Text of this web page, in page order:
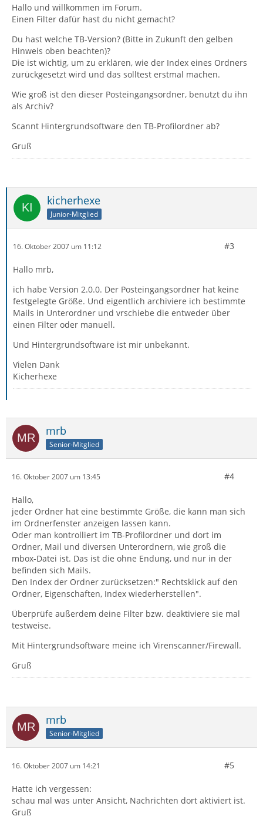
Hallo und willkommen im Forum.
Einen Filter dafür hast du nicht gemacht?
Du hast welche TB-Version? (Bitte in Zukunft den gelben
Hinweis oben beachten)?
Die ist wichtig, um zu erklären, wie der Index eines Ordners
zurückgesetzt wird und das solltest erstmal machen.
Wie groß ist den dieser Posteingangsordner, benutzt du ihn
als Archiv?
Scannt Hintergrundsoftware den TB-Profilordner ab?
Gruß
kicherhexe
Junior-Mitglied
16. Oktober 2007 um 11:12 #3
Hallo mrb,
ich habe Version 2.0.0. Der Posteingangsordner hat keine
festgelegte Größe. Und eigentlich archiviere ich bestimmte
Mails in Unterordner und vrschiebe die entweder über
einen Filter oder manuell.
Und Hintergrundsoftware ist mir unbekannt.
Vielen Dank
Kicherhexe
mrb
Senior-Mitglied
16. Oktober 2007 um 13:45 #4
Hallo,
jeder Ordner hat eine bestimmte Größe, die kann man sich
im Ordnerfenster anzeigen lassen kann.
Oder man kontrolliert im TB-Profilordner und dort im
Ordner, Mail und diversen Unterordnern, wie groß die
mbox-Datei ist. Das ist die ohne Endung, und nur in der
befinden sich Mails.
Den Index der Ordner zurücksetzen:" Rechtsklick auf den
Ordner, Eigenschaften, Index wiederherstellen".
Überprüfe außerdem deine Filter bzw. deaktiviere sie mal
testweise.
Mit Hintergrundsoftware meine ich Virenscanner/Firewall.
Gruß
mrb
Senior-Mitglied
16. Oktober 2007 um 14:21 #5
Hatte ich vergessen:
schau mal was unter Ansicht, Nachrichten dort aktiviert ist.
Gruß